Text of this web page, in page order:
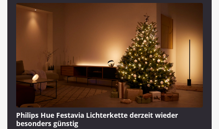
Philips Hue Festavia Lichterkette derzeit wieder
besonders günstig